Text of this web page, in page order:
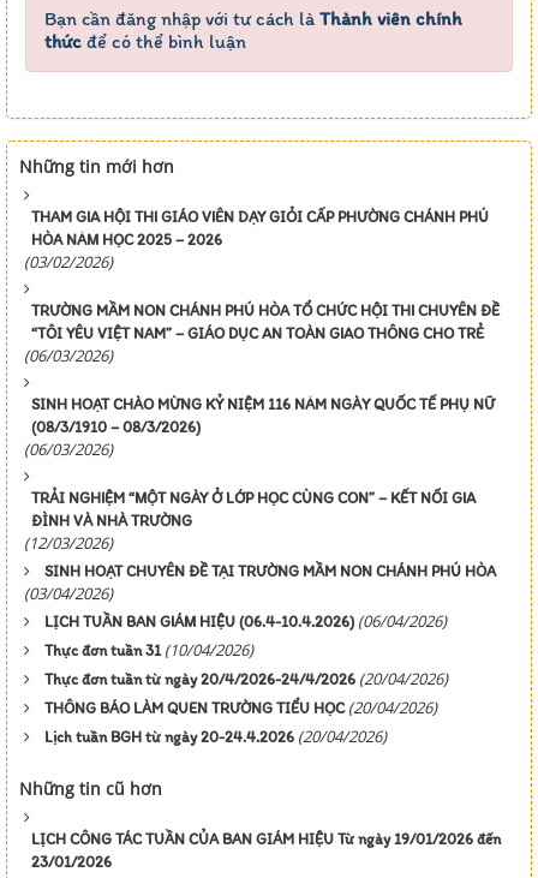
Bạn cần đăng nhập với tư cách là Thành viên chính
thức để có thể bình luận
Những tin mới hơn
THAM GIA HỘI THI GIÁO VIÊN DẠY GIỎI CẤP PHƯỜNG CHÁNH PHÚ
HÒA NĂM HỌC 2025 – 2026
(03/02/2026)
TRƯỜNG MẦM NON CHÁNH PHÚ HÒA TỔ CHỨC HỘI THI CHUYÊN ĐỀ
“TÔI YÊU VIỆT NAM” – GIÁO DỤC AN TOÀN GIAO THÔNG CHO TRẺ
(06/03/2026)
SINH HOẠT CHÀO MỪNG KỶ NIỆM 116 NĂM NGÀY QUỐC TẾ PHỤ NỮ
(08/3/1910 – 08/3/2026)
(06/03/2026)
TRẢI NGHIỆM “MỘT NGÀY Ở LỚP HỌC CÙNG CON” – KẾT NỐI GIA
ĐÌNH VÀ NHÀ TRƯỜNG
(12/03/2026)
SINH HOẠT CHUYÊN ĐỀ TẠI TRƯỜNG MẦM NON CHÁNH PHÚ HÒA
(03/04/2026)
LỊCH TUẦN BAN GIÁM HIỆU (06.4-10.4.2026) (06/04/2026)
Thực đơn tuần 31 (10/04/2026)
Thực đơn tuần từ ngày 20/4/2026-24/4/2026 (20/04/2026)
THÔNG BÁO LÀM QUEN TRƯỜNG TIỂU HỌC (20/04/2026)
Lịch tuần BGH từ ngày 20-24.4.2026 (20/04/2026)
Những tin cũ hơn
LỊCH CÔNG TÁC TUẦN CỦA BAN GIÁM HIỆU Từ ngày 19/01/2026 đến
23/01/2026